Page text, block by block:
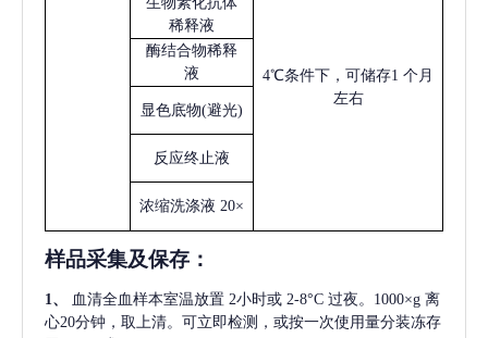
4℃条件下，可储存1 个月
左右
稀释液
酶结合物稀释
液
显色底物(避光)
反应终止液
浓缩洗涤液 20×
样品采集及保存 ：
1、 血清全血样本室温放置 2小时或 2-8°C 过夜。1000×g 离
心20分钟，取上清。可立即检测，或按一次使用量分装冻存